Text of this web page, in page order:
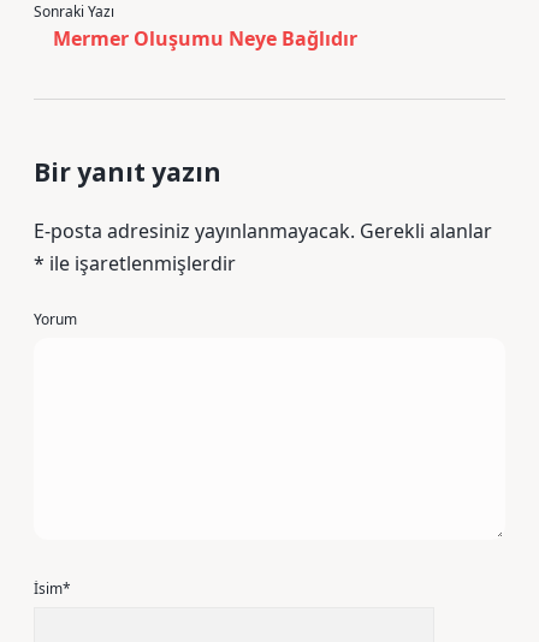
Sonraki Yazı
Mermer Oluşumu Neye Bağlıdır
Bir yanıt yazın
E-posta adresiniz yayınlanmayacak. Gerekli alanlar
* ile işaretlenmişlerdir
Yorum
İsim*